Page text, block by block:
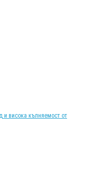
и висока кълняемост от